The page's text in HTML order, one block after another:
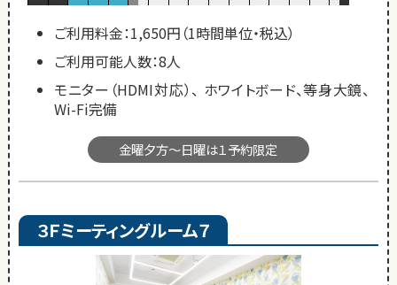
ご利用料金：1,650円（1時間単位・税込）
ご利用可能人数：8人
モニター（HDMI対応）、 ホワイトボード、等身大鏡、
Wi-Fi完備
金曜夕方～日曜は１予約限定
３Ｆミーティングルーム７